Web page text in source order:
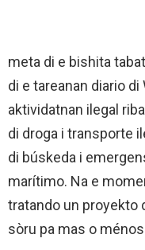
meta di e bishita
di e tareanan diario
aktividatnan ilegal
di droga i transporte
di búskeda i
marítimo. Na e
tratando un proyekto
sòru pa mas o